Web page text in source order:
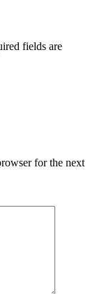
fields are
for the next